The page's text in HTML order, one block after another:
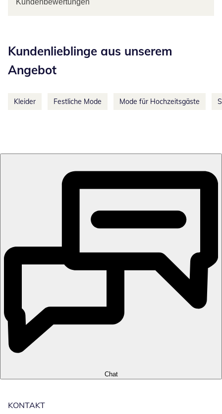
Kundenbewertungen
Kundenlieblinge aus unserem
Angebot
Kleider Festliche Mode Mode für Hochzeitsgäste
Chat
KONTAKT